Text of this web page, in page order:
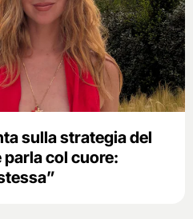
sulla strategia del
col cuore: